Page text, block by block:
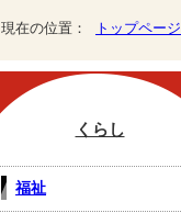
現在の位置： トップページ
くらし
福祉